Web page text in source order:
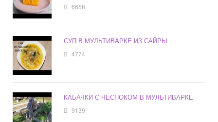
6658
СУП В МУЛЬТИВАРКЕ ИЗ САЙРЫ
4774
КАБАЧКИ С ЧЕСНОКОМ В МУЛЬТИВАРКЕ
9139